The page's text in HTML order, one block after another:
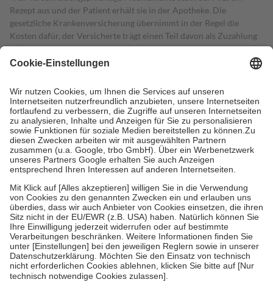
Rezept aus und der Patient erhält sie in der Apotheke. Die
gesetzliche Krankenversicherung übernimmt in der Regel die
Kosten dafür, der Versicherte trägt einen Teil davon als Zuzahlung
mit.
Grundsätzlich leisten Mitglieder Zuzahlungen in Höhe von zehn
höchstens zehn Euro.
Es sind jedoch nie mehr als die tatsächlichen
Kosten der Leistung zu entrichten.
Diese Regeln gelten grundsätzlich auch für Online-Apotheken.
Bei Heilmitteln und häuslicher Krankenpflege beträgt die
Zuzahlung zehn Prozent der Kosten sowie zehn Euro je
Verordnung.
Um das Engagement der Versicherten für ihre eigene Gesundheit zu
stärken und die besondere Stellung der Familie zu unterstützen,
fallenkeine Zuzahlungenan bei:
• Kindern und Jugendlichen bis zum vollendeten 18. Lebensjahr
mit Ausnahme der Fahrkosten
• Untersuchungen zur Vorsorge und Früherkennung, die von der
GKV getragen werden
• empfohlenen Schutzimpfungen
• Harn- und Blutteststreifen